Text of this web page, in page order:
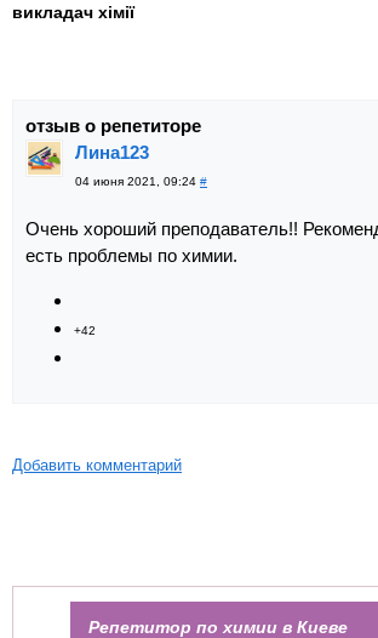
викладач хімії
отзыв о репетиторе
Лина123
04 июня 2021, 09:24 #
Очень хороший преподаватель!!
есть проблемы по химии.
+42
Добавить комментарий
Репетитор по химии в Киеве